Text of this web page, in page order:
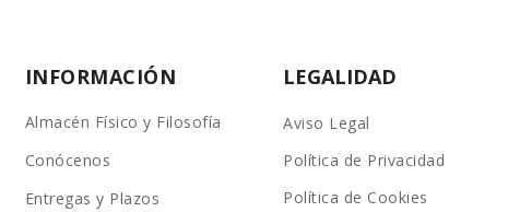
INFORMACIÓN
Almacén Físico y Filosofía
Conócenos
Entregas y Plazos
LEGALIDAD
Aviso Legal
Política de Privacidad
Política de Cookies